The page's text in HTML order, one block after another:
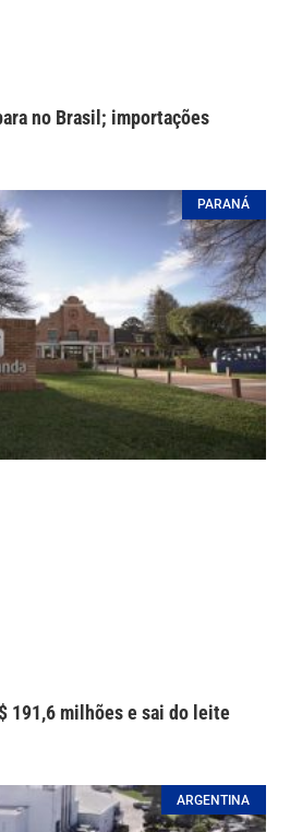
no Brasil; importações
PARANÁ
191,6 milhões e sai do leite
ARGENTINA